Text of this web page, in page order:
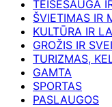
TEISĖSAUGA
ŠVIETIMAS IR
KULTŪRA IR
GROŽIS IR
TURIZMAS,
GAMTA
SPORTAS
PASLAUGOS